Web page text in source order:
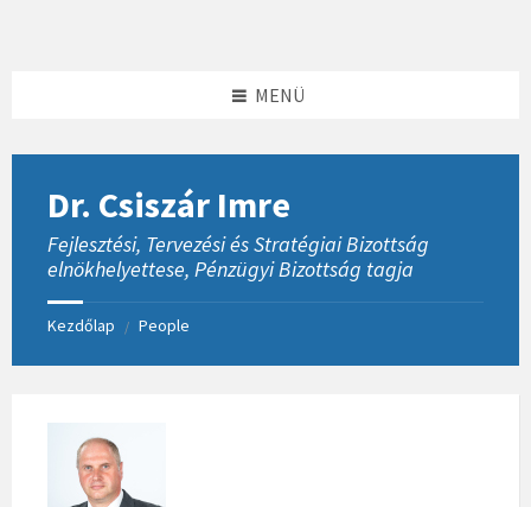
MENÜ
Dr. Csiszár Imre
Fejlesztési, Tervezési és Stratégiai Bizottság
elnökhelyettese, Pénzügyi Bizottság tagja
Kezdőlap / People